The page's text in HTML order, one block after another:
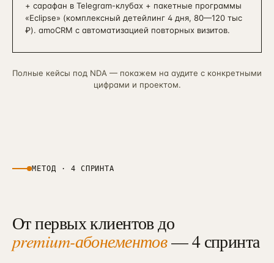
+ сарафан в Telegram-клубах + пакетные программы
«Eclipse» (комплексный детейлинг 4 дня, 80—120 тыс
₽). amoCRM с автоматизацией повторных визитов.
Полные кейсы под NDA — покажем на аудите с конкретными
цифрами и проектом.
МЕТОД · 4 СПРИНТА
От первых клиентов до
premium-абонементов— 4 спринта